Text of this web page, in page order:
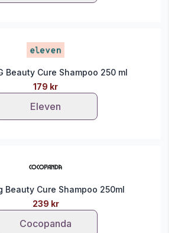
Beauty Cure Shampoo 250 ml
179 kr
Eleven
Beauty Cure Shampoo 250ml
239 kr
Cocopanda